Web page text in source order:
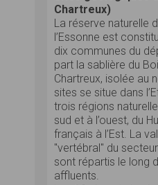
Chartreux)
La réserve naturelle
l’Essonne est
dix communes du
part la sablière du
Chartreux, isolée au
sites se situe dans
trois régions
sud et à l’ouest, du
français à l’Est. La
"vertébral" du
sont répartis le long
affluents.